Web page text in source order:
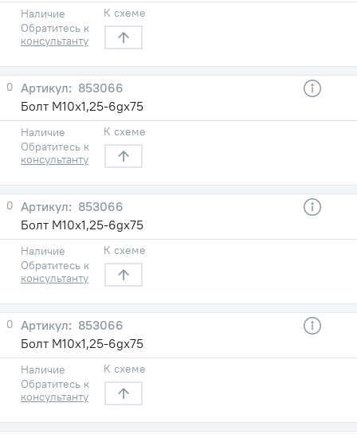
Наличие
Обратитесь к
консультанту
К схеме
0
853066
Болт М10х1,25-6gх75
Наличие
Обратитесь к
консультанту
К схеме
0
853066
Болт М10х1,25-6gх75
Наличие
Обратитесь к
консультанту
К схеме
0
853066
Болт М10х1,25-6gх75
Наличие
Обратитесь к
консультанту
К схеме